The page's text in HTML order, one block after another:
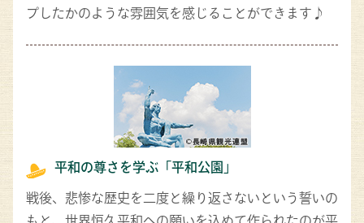
プしたかのような雰囲気を感じることができます♪
平和の尊さを学ぶ「平和公園」
戦後、悲惨な歴史を二度と繰り返さないという誓いの